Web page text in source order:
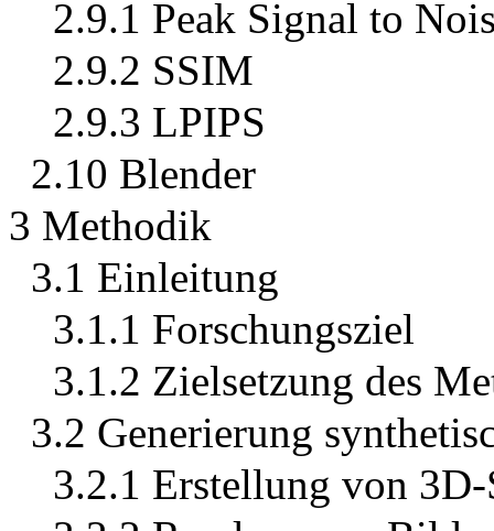
2.9.1 Peak Signal to
2.9.2 SSIM
2.9.3 LPIPS
2.10 Blender
3 Methodik
3.1 Einleitung
3.1.1 Forschungsziel
3.1.2 Zielsetzung des
3.2 Generierung
3.2.1 Erstellung von